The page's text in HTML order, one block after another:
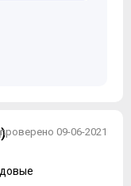
проверено 09-06-2021